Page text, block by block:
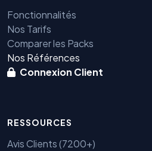
Fonctionnalités
Nos Tarifs
Comparer les Packs
Nos Références
Connexion Client
RESSOURCES
Avis Clients (7200+)